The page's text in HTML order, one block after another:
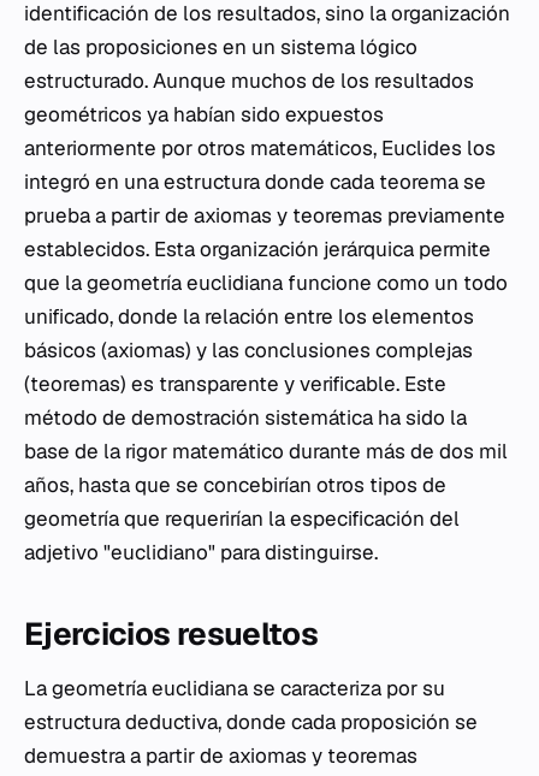
identificación de los resultados, sino la organización
de las proposiciones en un sistema lógico
estructurado. Aunque muchos de los resultados
geométricos ya habían sido expuestos
anteriormente por otros matemáticos, Euclides los
integró en una estructura donde cada teorema se
prueba a partir de axiomas y teoremas previamente
establecidos. Esta organización jerárquica permite
que la geometría euclidiana funcione como un todo
unificado, donde la relación entre los elementos
básicos (axiomas) y las conclusiones complejas
(teoremas) es transparente y verificable. Este
método de demostración sistemática ha sido la
base de la rigor matemático durante más de dos mil
años, hasta que se concebirían otros tipos de
geometría que requerirían la especificación del
adjetivo "euclidiano" para distinguirse.
Ejercicios resueltos
La geometría euclidiana se caracteriza por su
estructura deductiva, donde cada proposición se
demuestra a partir de axiomas y teoremas